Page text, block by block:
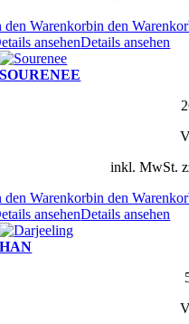
den Warenkorbin den
ansehenDetails ansehen
SOURENEE
inkl. MwSt.
den Warenkorbin den
ansehenDetails ansehen
HAN